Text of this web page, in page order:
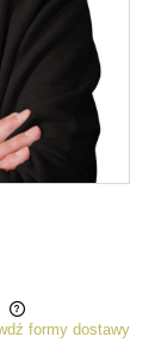
formy dostawy